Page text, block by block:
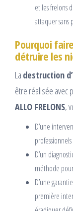
et les frelons
attaquer sans
Pourquoi
détruire les
La destruction
être réalisée avec
ALLO FRELONS,
D’une
D’un
méthode
D’une
première